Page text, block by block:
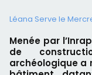
Léana Serve le
Menée par
de
archéologique a